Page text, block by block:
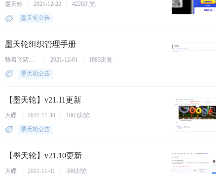
墨天轮 2021-12-22
4220浏览
墨天轮公告
墨天轮组织管理手册
骑着飞猪的大碟 2021-12-01
1883浏览
墨天轮公告
【墨天轮】v21.11更新
大碟 2021-11-30
1003浏览
墨天轮公告
【墨天轮】v21.10更新
大碟 2021-11-01 599浏览